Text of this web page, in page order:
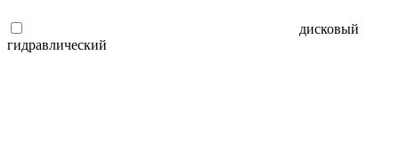
дисковый
гидравлический